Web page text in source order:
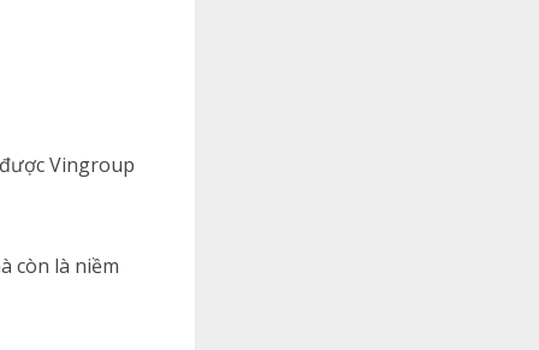
Vingroup
còn là niềm